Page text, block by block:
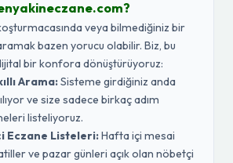
veya bilmediğiniz bir
bazen yorucu olabilir. Biz, bu
bir konfora dönüştürüyoruz:
Arama:Sisteme girdiğiniz anda
ve size sadece birkaç adım
listeliyoruz.
Eczane Listeleri:Hafta içi mesai
ve pazar günleri açık olan nöbetçi